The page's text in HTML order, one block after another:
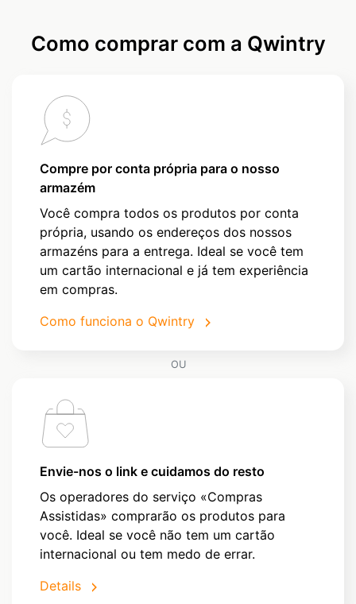
Como comprar com a Qwintry
Compre por conta própria para o nosso
armazém
Você compra todos os produtos por conta
própria, usando os endereços dos nossos
armazéns para a entrega. Ideal se você tem
um cartão internacional e já tem experiência
em compras.
Como funciona o Qwintry
OU
Envie-nos o link e cuidamos do resto
Os operadores do serviço «Compras
Assistidas» comprarão os produtos para
você. Ideal se você não tem um cartão
internacional ou tem medo de errar.
Details